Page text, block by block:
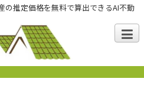
の推定価格を無料で算出できるAI不動